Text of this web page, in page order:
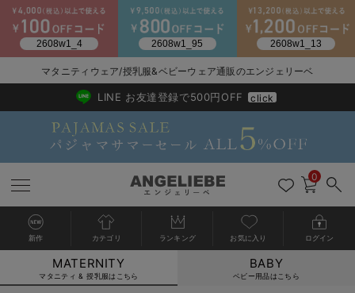
戻る
戻る
戻る
戻る
戻る
戻る
戻る
戻る
戻る
戻る
戻る
戻る
戻る
戻る
戻る
戻る
戻る
戻る
戻る
戻る
戻る
マタニティウェア/授乳服&ベビーウェア通販のエンジェリーベ
2026/NewArrival
送料495円(一部地域を除く) 7,700円以上で送料無料
LINE お友達登録で500円OFF click
0
新作 カテゴリ ランキング お気に入り ログイン
MATERNITY
マタニティ & 授乳服はこちら
BABY
ベビー用品はこちら
カートに入れる